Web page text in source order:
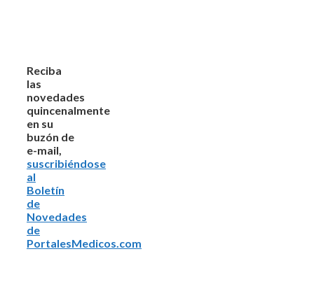
Reciba
las
novedades
quincenalmente
en su
buzón de
e-mail,
suscribiéndose
al
Boletín
de
Novedades
de
PortalesMedicos.com